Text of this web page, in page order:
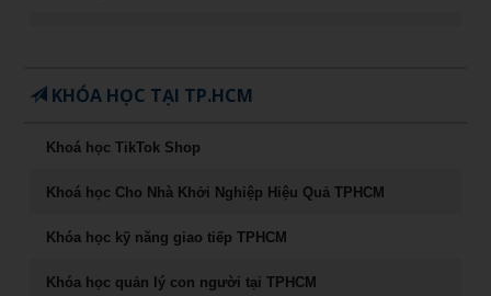
dương
Khóa học Marketing Digital
KHÓA HỌC TẠI TP.HCM
Khoá học TikTok Shop
Khoá học Cho Nhà Khởi Nghiệp Hiệu Quả TPHCM
Khóa học kỹ năng giao tiếp TPHCM
Khóa học quản lý con người tại TPHCM